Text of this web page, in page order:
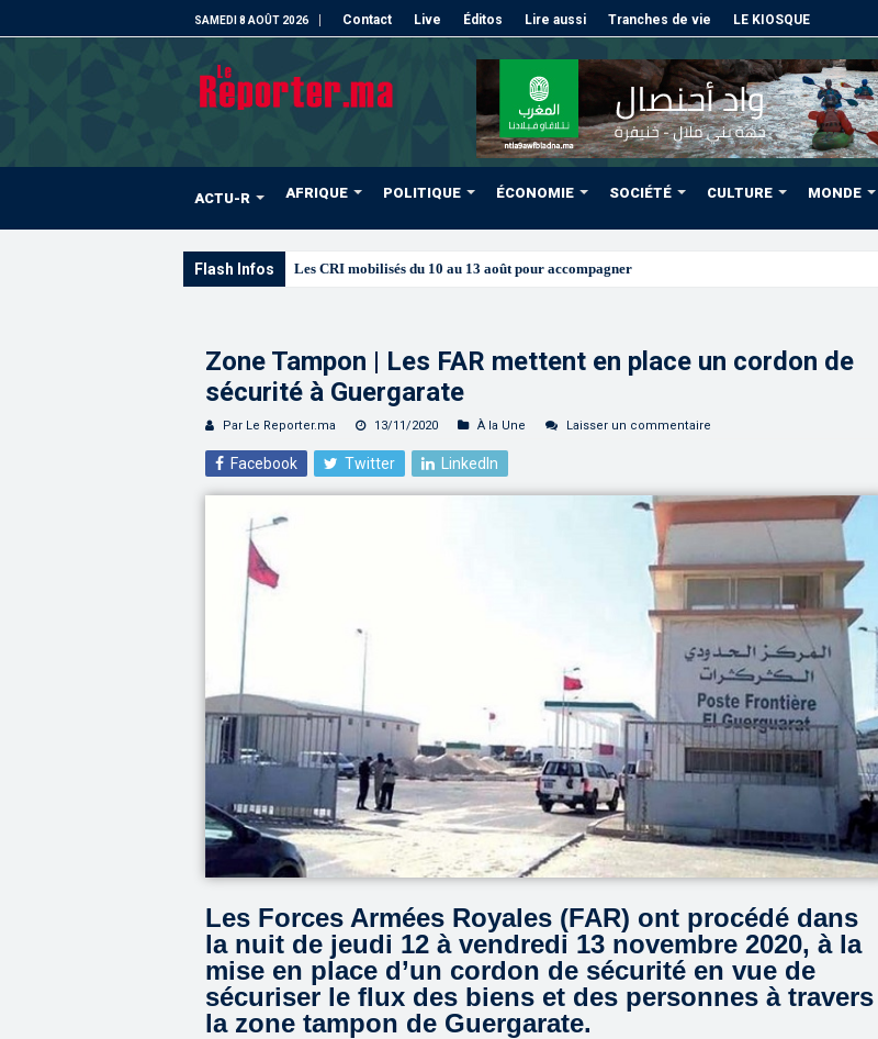
SAMEDI 8 AOÛT 2026 Contact Live Éditos Lire aussi Tranches de vie LE KIOSQUE
ACTU-R AFRIQUE POLITIQUE ÉCONOMIE SOCIÉTÉ CULTURE MONDE
Flash Infos Les CRI mobilisés du 10 au 13 août pour accompagner les projets des Marocains du Monde
Zone Tampon | Les FAR mettent en place un cordon de
sécurité à Guergarate
Par Le Reporter.ma 13/11/2020 À la Une Laisser un commentaire
Facebook Twitter LinkedIn
Les Forces Armées Royales (FAR) ont procédé dans
la nuit de jeudi 12 à vendredi 13 novembre 2020, à la
mise en place d’un cordon de sécurité en vue de
sécuriser le flux des biens et des personnes à travers
la zone tampon de Guergarate.